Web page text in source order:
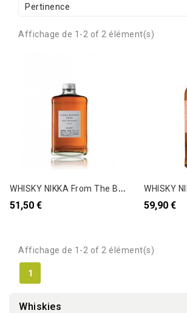
Pertinence
Affichage de 1-2 of 2 élément(s)
W
HISKY NIKKA From The Barrel (blend)
51,50 € 59,90 €
Affichage de 1-2 of 2 élément(s)
1
Whiskies